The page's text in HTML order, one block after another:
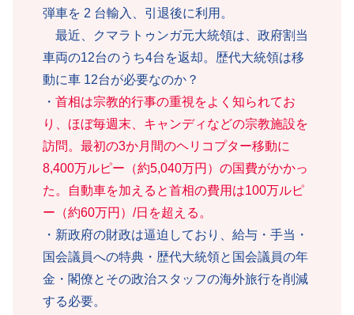
弾車を 2 台輸入、引退後に利用。
最近、クマラトゥンガ元大統領は、政府割当
車両の12台のうち4台を返却。歴代大統領は移
動に車 12台が必要なのか？
・ 首相は宗教的行事の重視をよく知られてお
り、ほぼ毎週末、キャンディなどの宗教施設を
訪問。最初の3か月間のヘリコプター移動に
8,400万ルピー（約5,040万円）の国費がかかっ
た。自動車を加えると首相の費用は100万ルピ
ー（約60万円）/日を超える。
・新政府の財政は逼迫しており、給与・手当・
国会議員への特典・歴代大統領と国会議員の年
金・閣僚とその政治スタッフの海外旅行を削減
する必要。